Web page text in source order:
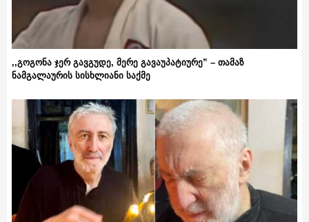
,,გოგონა ჯერ გავგუდე, მერე გავაუპატიურე” – თამაზ
ნამგალაურის სისხლიანი საქმე